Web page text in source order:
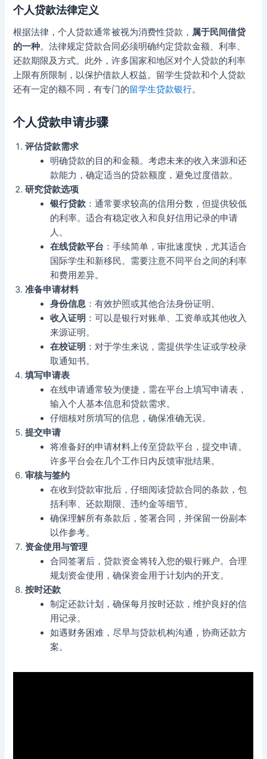
个人贷款法律定义
根据法律，个人贷款通常被视为消费性贷款， 属于民间借贷
的一种。法律规定贷款合同必须明确约定贷款金额、利率、
还款期限及方式。此外，许多国家和地区对个人贷款的利率
上限有所限制，以保护借款人权益。留学生贷款和个人贷款
还有一定的额不同，有专门的留学生贷款银行。
个人贷款申请步骤
评估贷款需求
明确贷款的目的和金额。考虑未来的收入来源和还
款能力，确定适当的贷款额度，避免过度借款。
研究贷款选项
银行贷款 ：通常要求较高的信用分数，但提供较低
的利率。适合有稳定收入和良好信用记录的申请
人。
在线贷款平台 ：手续简单，审批速度快，尤其适合
国际学生和新移民。需要注意不同平台之间的利率
和费用差异。
准备申请材料
身份信息 ：有效护照或其他合法身份证明。
收入证明 ：可以是银行对账单、工资单或其他收入
来源证明。
在校证明 ：对于学生来说，需提供学生证或学校录
取通知书。
填写申请表
在线申请通常较为便捷，需在平台上填写申请表，
输入个人基本信息和贷款需求。
仔细核对所填写的信息，确保准确无误。
提交申请
将准备好的申请材料上传至贷款平台，提交申请。
许多平台会在几个工作日内反馈审批结果。
审核与签约
在收到贷款审批后，仔细阅读贷款合同的条款，包
括利率、还款期限、违约金等细节。
确保理解所有条款后，签署合同，并保留一份副本
以作参考。
资金使用与管理
合同签署后，贷款资金将转入您的银行账户。合理
规划资金使用，确保资金用于计划内的开支。
按时还款
制定还款计划，确保每月按时还款，维护良好的信
用记录。
如遇财务困难，尽早与贷款机构沟通，协商还款方
案。